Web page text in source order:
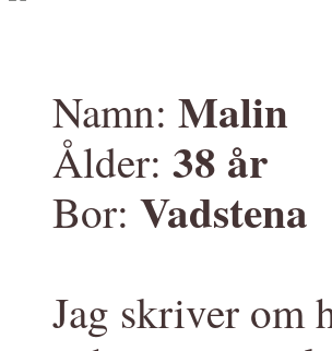
Namn: Malin
Ålder: 38 år
Bor: Vadstena
Jag skriver om